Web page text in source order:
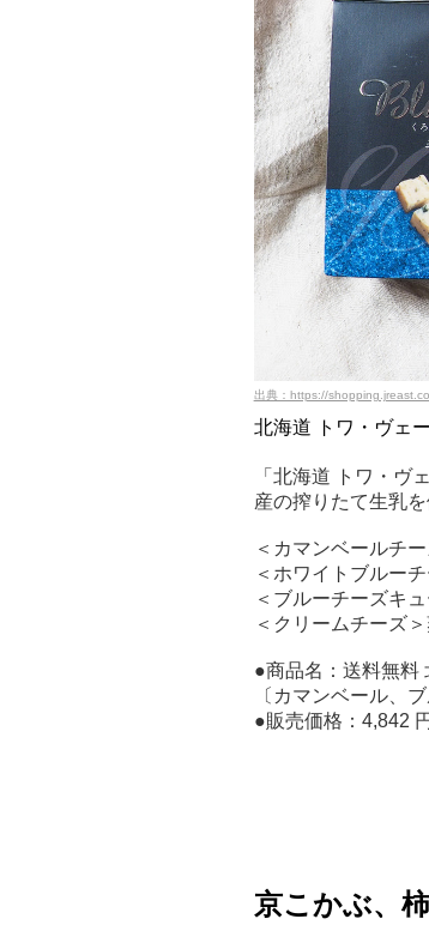
出典：https://
北海道 トワ・ヴェ
「北海道 トワ・ヴ
産の搾りたて生乳
＜カマンベールチ
＜ホワイトブルー
＜ブルーチーズキ
＜クリームチーズ
●商品名：送料無料
〔カマンベール、
●販売価格：4,842
京こかぶ、